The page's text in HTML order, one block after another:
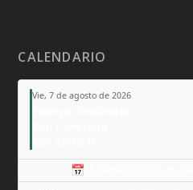
CALENDARIO
Vie, 7 de agosto de 2026
📅 Añade todo a tu